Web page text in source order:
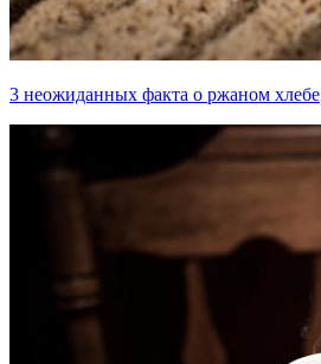
3 неожиданных факта о ржаном хлебе